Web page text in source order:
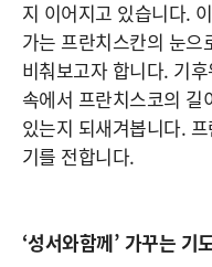
지 이어지고 있습니다.
가는 프란치스칸의 눈으
비춰보고자 합니다. 기
속에서 프란치스코의 길
있는지 되새겨봅니다.
기를 전합니다.
‘성서와함께’ 가꾸는 기